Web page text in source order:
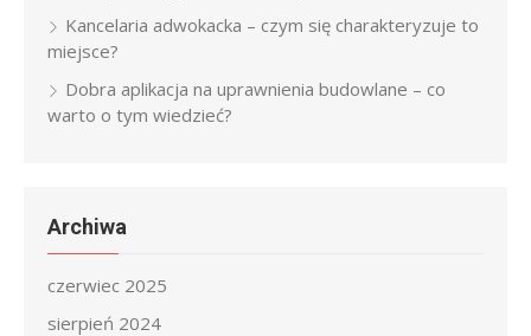
Kancelaria adwokacka – czym się charakteryzuje to
miejsce?
Dobra aplikacja na uprawnienia budowlane – co
warto o tym wiedzieć?
Archiwa
czerwiec 2025
sierpień 2024